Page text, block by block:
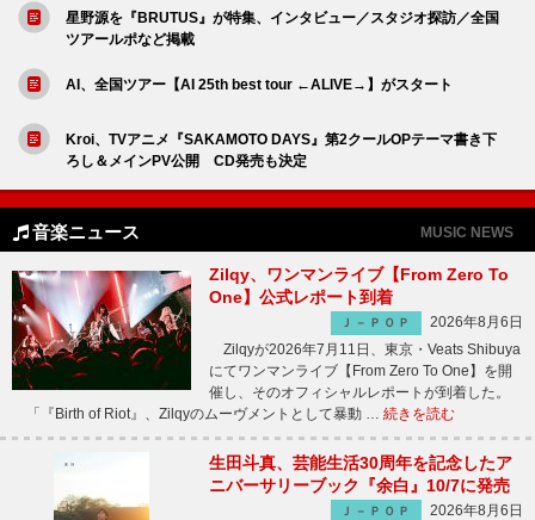
星野源を『BRUTUS』が特集、インタビュー／スタジオ探訪／全国
ツアールポなど掲載
AI、全国ツアー【AI 25th best tour ←ALIVE→】がスタート
Kroi、TVアニメ『SAKAMOTO DAYS』第2クールOPテーマ書き下
ろし＆メインPV公開 CD発売も決定
音楽ニュース MUSIC NEWS
Zilqy、ワンマンライブ【From Zero To
One】公式レポート到着
Ｊ－ＰＯＰ
2026年8月6日
Zilqyが2026年7月11日、東京・Veats Shibuya
にてワンマンライブ【From Zero To One】を開
催し、そのオフィシャルレポートが到着した。
「『Birth of Riot』、Zilqyのムーヴメントとして暴動 … 続きを読む
生田斗真、芸能生活30周年を記念したア
ニバーサリーブック『余白』10/7に発売
Ｊ－ＰＯＰ
2026年8月6日